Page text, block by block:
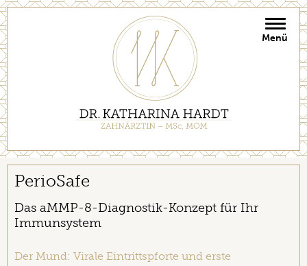
Toggle
PerioSafe
Das aMMP-8-Diagnostik-Konzept für Ihr
Immunsystem
Der Mund: Virale Eintrittspforte und erste